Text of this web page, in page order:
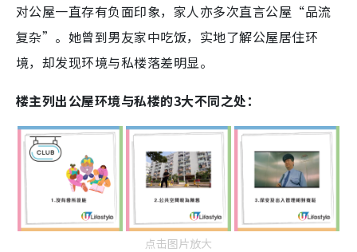
对公屋一直存有负面印象，家人亦多次直言公屋“品流
复杂”。她曾到男友家中吃饭，实地了解公屋居住环
境，却发现环境与私楼落差明显。
楼主列出公屋环境与私楼的3大不同之处：
点击图片放大